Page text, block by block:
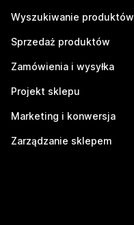
Wyszukiwanie produktów
Sprzedaż produktów
Zamówienia i wysyłka
Projekt sklepu
Marketing i konwersja
Zarządzanie sklepem